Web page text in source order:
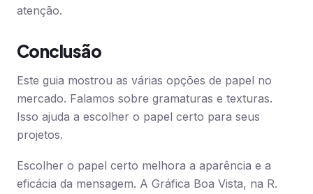
atenção.
Conclusão
Este guia mostrou as várias opções de papel no
mercado. Falamos sobre gramaturas e texturas.
Isso ajuda a escolher o papel certo para seus
projetos.
Escolher o papel certo melhora a aparência e a
eficácia da mensagem. A Gráfica Boa Vista, na R.